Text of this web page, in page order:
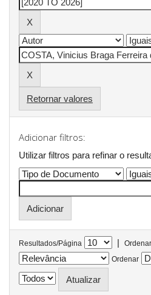
Retornar valores
Adicionar filtros:
Utilizar filtros para refinar o
Resultados/Página |
Ordenar